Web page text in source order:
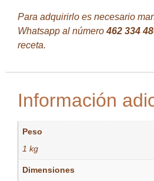
Para adquirirlo es necesario
Whatsapp al número462 334
receta.
Información
Peso
1 kg
Dimensiones